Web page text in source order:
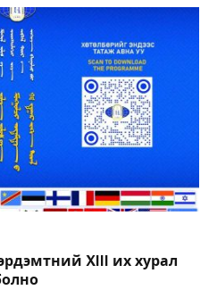
XIII их хурал